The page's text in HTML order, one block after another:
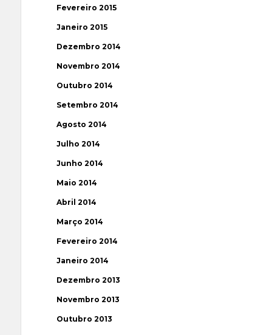
Fevereiro 2015
Janeiro 2015
Dezembro 2014
Novembro 2014
Outubro 2014
Setembro 2014
Agosto 2014
Julho 2014
Junho 2014
Maio 2014
Abril 2014
Março 2014
Fevereiro 2014
Janeiro 2014
Dezembro 2013
Novembro 2013
Outubro 2013